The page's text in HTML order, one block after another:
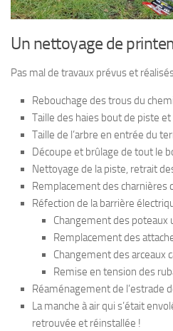
Un nettoyage de
Pas mal de travaux prévus et
Rebouchage des trous du
Taille des haies bout de piste
Taille de l’arbre en entrée du
Découpe et brûlage de tout le
Nettoyage de la piste, retrait
Remplacement des charnières
Réfection de la barrière
Changement des poteaux
Remplacement des
Changement des arceaux
Remise en tension des
Réaménagement de l’estrade
La manche à air qui s’était
retrouvée et réinstallée !